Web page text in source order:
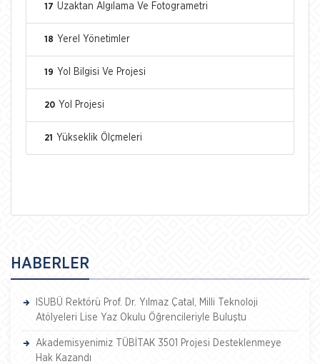
17 Uzaktan Algılama Ve Fotogrametri
18 Yerel Yönetimler
19 Yol Bilgisi Ve Projesi
20 Yol Projesi
21 Yükseklik Ölçmeleri
HABERLER
ISUBÜ Rektörü Prof. Dr. Yılmaz Çatal, Milli Teknoloji
Atölyeleri Lise Yaz Okulu Öğrencileriyle Buluştu
Akademisyenimiz TÜBİTAK 3501 Projesi Desteklenmeye
Hak Kazandı